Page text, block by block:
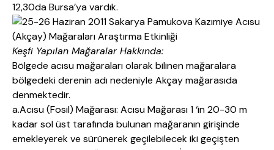
12,30da Bursa’ya vardık.
Keşfi Yapılan Mağaralar Hakkında:
Bölgede acısu mağaraları olarak bilinen mağaralara
bölgedeki derenin adı nedeniyle Akçay mağarasıda
denmektedir.
a.Acısu (Fosil) Mağarası: Acısu Mağarası 1 ‘in 20-30 m
kadar sol üst tarafında bulunan mağaranın girişinde
emekleyerek ve sürünerek geçilebilecek iki geçişten